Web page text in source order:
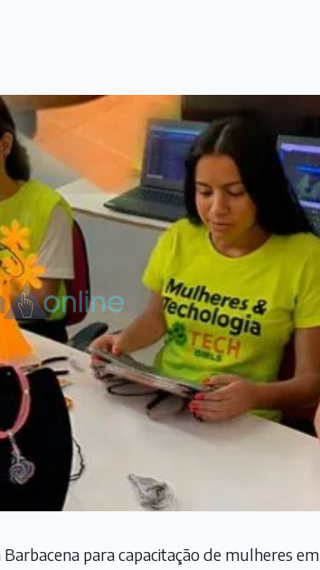
para capacitação de mulheres em